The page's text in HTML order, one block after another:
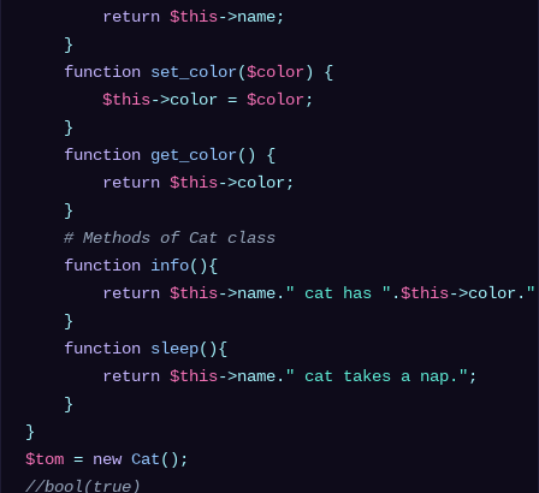
return $this->name;
    }
function set_color( $color ) {
$this->color = $color;
    }
function get_color( ) {
return $this->color;
    }
# Methods of Cat class
function info( ) {
return $this->name. " cat has " . $this->color.
    }
function sleep( ) {
return $this->name. " cat takes a nap." ;
    }
$tom = new Cat
//bool(true)